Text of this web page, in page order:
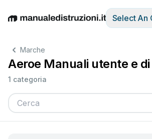
EnglishDeutschEspañolItaliano
Select An
Marche
Aeroe Manuali utente e
1 categoria